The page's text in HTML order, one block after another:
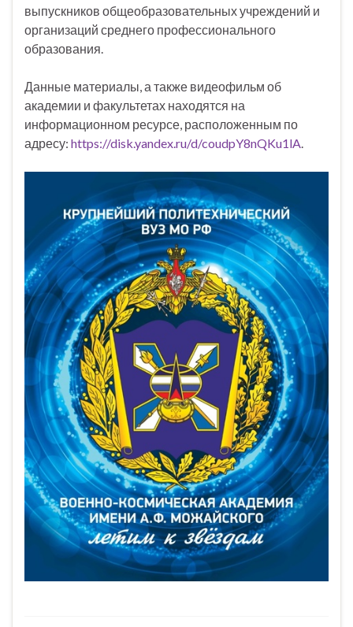
выпускников общеобразовательных учреждений и
организаций среднего профессионального
образования.
Данные материалы, а также видеофильм об
академии и факультетах находятся на
информационном ресурсе, расположенным по
адресу: https://disk.yandex.ru/d/coudpY8nQKu1lA